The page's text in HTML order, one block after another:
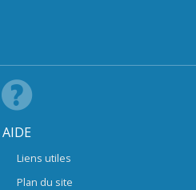
AIDE
Liens utiles
Plan du site